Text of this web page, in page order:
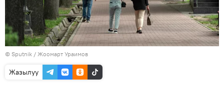
© Sputnik / Жоомарт Ураимов
Жазылуу